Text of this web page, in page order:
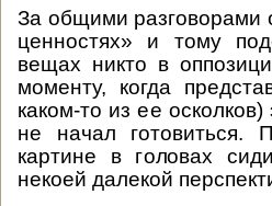
За общими разговорами
ценностях» и тому
вещах никто в
моменту, когда
каком-то из ее
не начал готовиться.
картине в головах
некоей далекой